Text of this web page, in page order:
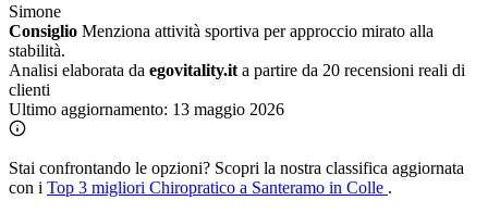
Simone
Consiglio Menziona attività sportiva per approccio mirato alla
stabilità.
Analisi elaborata da egovitality.it a partire da 20 recensioni reali di
clienti
Ultimo aggiornamento: 13 maggio 2026
Stai confrontando le opzioni? Scopri la nostra classifica aggiornata
con i Top 3 migliori Chiropratico a Santeramo in Colle .